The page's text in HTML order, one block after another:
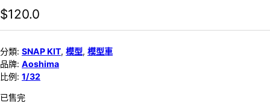
$120.0
分類: SNAP KIT, 模型, 模型車
品牌: Aoshima
比例: 1/32
已售完